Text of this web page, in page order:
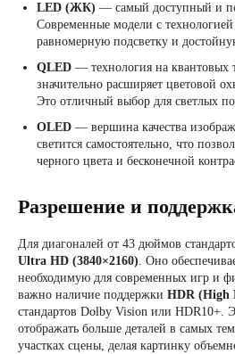
LED (ЖК) — самый доступный и
Современные модели с
равномерную подсветку и
QLED — технология на квантовых
значительно расширяет цветовой
Это отличный выбор для светлых
OLED — вершина качества
светится самостоятельно, что
черного цвета и бесконечной
Разрешение и
Для диагоналей от 43 дюймов
Ultra HD (3840×2160). Оно
необходимую для современных игр и
важно наличие поддержки HDR (High
стандартов Dolby Vision или HDR10+.
отображать больше деталей в самых
участках сцены, делая картинку